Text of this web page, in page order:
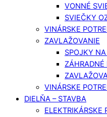
VONNÉ
SVIEČKY
VINÁRSKE
ZAVLAŽOVANIE
SPOJKY
ZÁHRADNÉ
VINÁRSKE
DIELŇA – STAVBA
ELEKTRIKÁRSKE